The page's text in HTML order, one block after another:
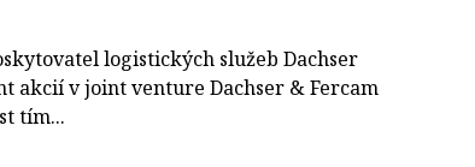
logistických služeb Dachser
akcií v joint venture Dachser & Fercam
tím...